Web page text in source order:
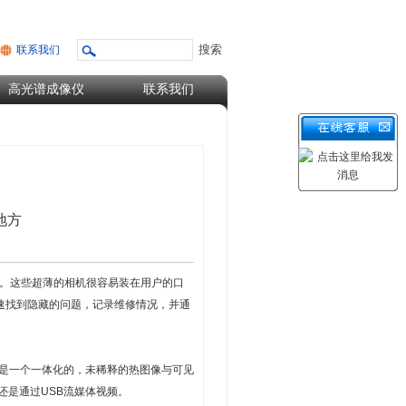
联系我们
高光谱成像仪 联系我们
方
些超薄的相机很容易装在用户的口
到隐藏的问题，记录维修情况，并通
个一体化的，未稀释的热图像与可见
通过USB流媒体视频。